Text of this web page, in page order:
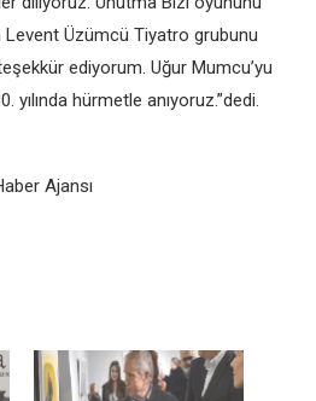
Üzümcü Tiyatro grubunu
ediyorum. Uğur Mumcu’yu
yılında hürmetle anıyoruz.”dedi.
Ajansı